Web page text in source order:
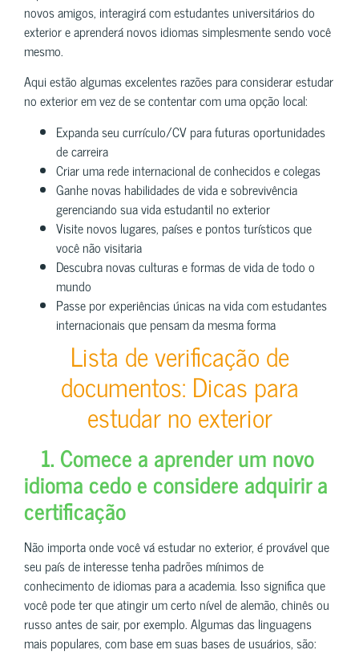
novos amigos, interagirá com estudantes universitários do
exterior e aprenderá novos idiomas simplesmente sendo você
mesmo.
Aqui estão algumas excelentes razões para considerar estudar
no exterior em vez de se contentar com uma opção local:
Expanda seu currículo/CV para futuras oportunidades
de carreira
Criar uma rede internacional de conhecidos e colegas
Ganhe novas habilidades de vida e sobrevivência
gerenciando sua vida estudantil no exterior
Visite novos lugares, países e pontos turísticos que
você não visitaria
Descubra novas culturas e formas de vida de todo o
mundo
Passe por experiências únicas na vida com estudantes
internacionais que pensam da mesma forma
Lista de verificação de
documentos: Dicas para
estudar no exterior
1. Comece a aprender um novo
idioma cedo e considere adquirir a
certificação
Não importa onde você vá estudar no exterior, é provável que
seu país de interesse tenha padrões mínimos de
conhecimento de idiomas para a academia. Isso significa que
você pode ter que atingir um certo nível de alemão, chinês ou
russo antes de sair, por exemplo. Algumas das linguagens
mais populares, com base em suas bases de usuários, são: